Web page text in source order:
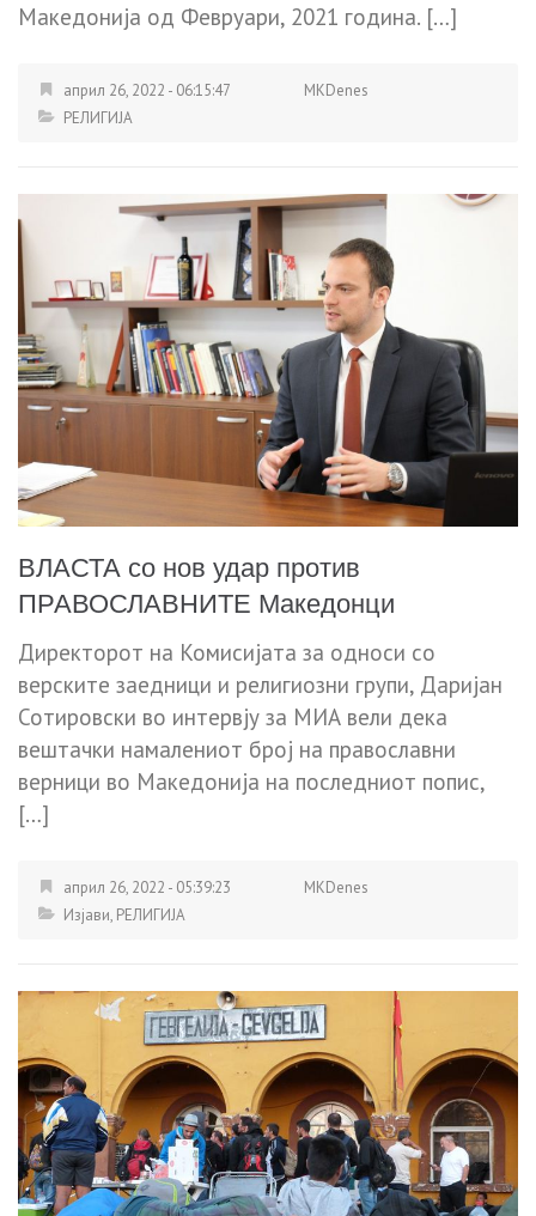
Македонија од Февруари, 2021 година. […]
април 26, 2022 - 06:15:47
MKDenes
РЕЛИГИЈА
ВЛАСТА со нов удар против
ПРАВОСЛАВНИТЕ Македонци
Директорот на Комисијата за односи со
верските заедници и религиозни групи, Даријан
Сотировски во интервју за МИА вели дека
вештачки намалениот број на православни
верници во Македонија на последниот попис,
[…]
април 26, 2022 - 05:39:23
MKDenes
Изјави, РЕЛИГИЈА